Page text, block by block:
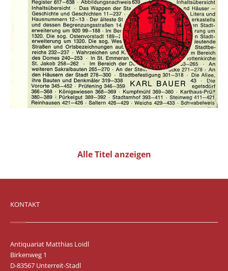
Alle Titel anzeigen
KONTAKT
Antiquariat Matthias Loidl
Birkenweg 1
D-83567 Unterreit-Stadl